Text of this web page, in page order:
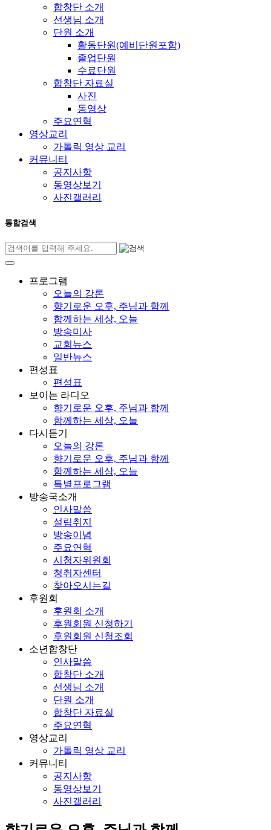
합창단 소개
선생님 소개
단원 소개
활동단원(예비단원포함)
졸업단원
수료단원
합창단 자료실
사진
동영상
주요연혁
영상교리
가톨릭 영상 교리
커뮤니티
공지사항
동영상보기
사진갤러리
통합검색
프로그램
오늘의 강론
향기로운 오후, 주님과 함께
함께하는 세상, 오늘
방송미사
교회뉴스
일반뉴스
편성표
편성표
보이는 라디오
향기로운 오후, 주님과 함께
함께하는 세상, 오늘
다시듣기
오늘의 강론
향기로운 오후, 주님과 함께
함께하는 세상, 오늘
특별프로그램
방송국소개
인사말씀
설립취지
방송이념
주요연혁
시청자위원회
청취자센터
찾아오시는길
후원회
후원회 소개
후원회원 신청하기
후원회원 신청조회
소년합창단
인사말씀
합창단 소개
선생님 소개
단원 소개
합창단 자료실
주요연혁
영상교리
가톨릭 영상 교리
커뮤니티
공지사항
동영상보기
사진갤러리